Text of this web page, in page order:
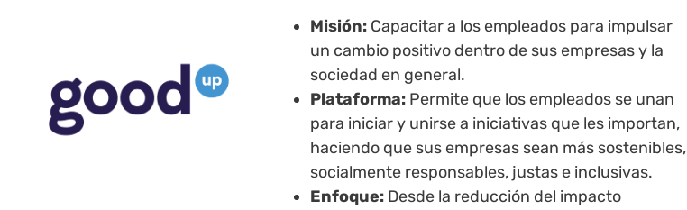
Misión: Capacitar a los empleados para impulsar
un cambio positivo dentro de sus empresas y la
sociedad en general.
Plataforma: Permite que los empleados se unan
para iniciar y unirse a iniciativas que les importan,
haciendo que sus empresas sean más sostenibles,
socialmente responsables, justas e inclusivas.
Enfoque: Desde la reducción del impacto